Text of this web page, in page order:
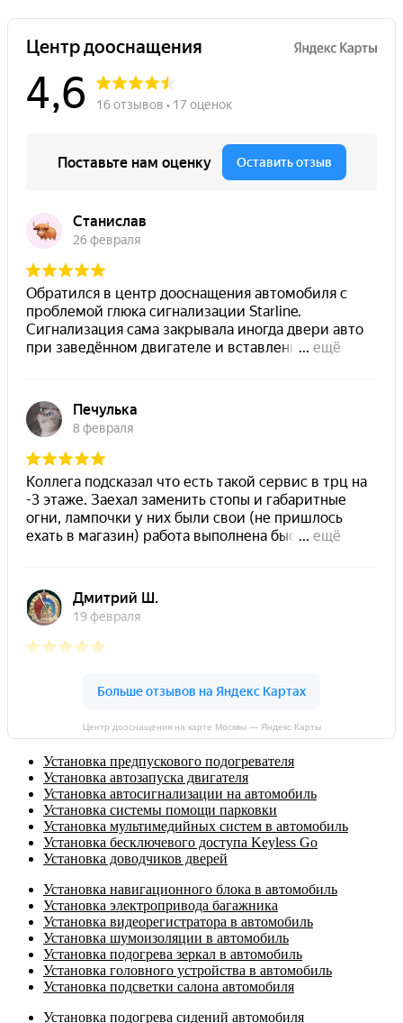
Центр дооснащения на карте Москвы — Яндекс Карты
Установка предпускового подогревателя
Установка автозапуска двигателя
Установка автосигнализации на автомобиль
Установка системы помощи парковки
Установка мультимедийных систем в автомобиль
Установка бесключевого доступа Keyless Go
Установка доводчиков дверей
Установка навигационного блока в автомобиль
Установка электропривода багажника
Установка видеорегистратора в автомобиль
Установка шумоизоляции в автомобиль
Установка подогрева зеркал в автомобиль
Установка головного устройства в автомобиль
Установка подсветки салона автомобиля
Установка подогрева сидений автомобиля